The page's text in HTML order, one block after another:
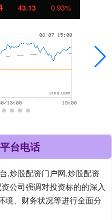
43.13 0.93%
台电话
,炒股配资门户网,炒股配资
公司强调对投资标的的深入
境、财务状况等进行全面分